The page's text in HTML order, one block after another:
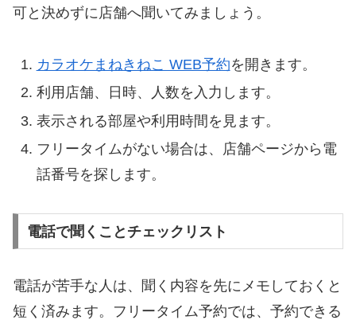
可と決めずに店舗へ聞いてみましょう。
カラオケまねきねこ WEB予約を開きます。
利用店舗、日時、人数を入力します。
表示される部屋や利用時間を見ます。
フリータイムがない場合は、店舗ページから電
話番号を探します。
電話で聞くことチェックリスト
電話が苦手な人は、聞く内容を先にメモしておくと
短く済みます。フリータイム予約では、予約できる